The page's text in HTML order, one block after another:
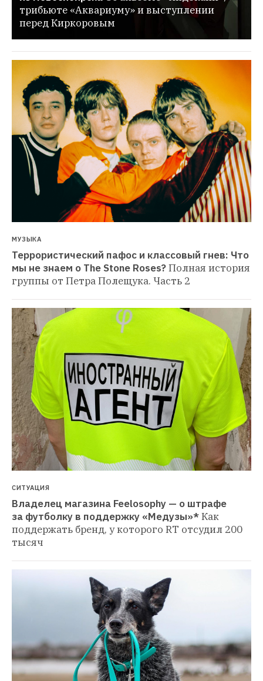
трибьюте «Аквариуму» и выступлении
перед Киркоровым
МУЗЫКА
Террористический пафос и классовый гнев: Что
мы не знаем о The Stone Roses?Полная история
группы от Петра Полещука. Часть 2
СИТУАЦИЯ
Владелец магазина Feelosophy — о штрафе
за футболку в поддержку «Медузы»*Как
поддержать бренд, у которого RT отсудил 200
тысяч